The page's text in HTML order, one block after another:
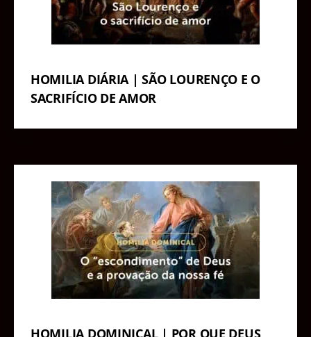
HOMILIA DIÁRIA | SÃO LOURENÇO E O
SACRIFÍCIO DE AMOR